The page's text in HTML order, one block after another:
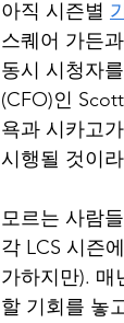
아직 시즌별
스퀘어 가든
동시 시청자
(CFO)인
욕과 시카고
시행될 것이
모르는 사람
각 LCS 시즌
가하지만). 매
할 기회를 놓